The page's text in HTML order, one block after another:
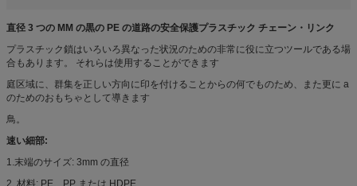
直径 3 つの MM の黒の PE の道路の安全保護プラスチック チェーン・リンク
プラスチック鎖はいろいろ異なった状況のための非常に役に立つツールである場
合もあります。 それらは使用することができます
庭区域に、群集を正しい方向に印を付けることからの何でものため、また更に a
のためのおもちゃとして導きます
鳥。
速い細部:
1.末端のサイズ: 3mm の直径
2. 材料: PE、PP または HDPE